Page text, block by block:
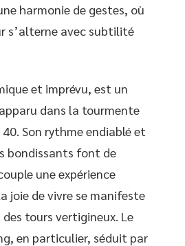
harmonie de gestes, où
s’alterne avec subtilité
et imprévu, est un
dans la tourmente
40. Son rythme endiablé et
bondissants font de
une expérience
joie de vivre se manifeste
tours vertigineux. Le
en particulier, séduit par